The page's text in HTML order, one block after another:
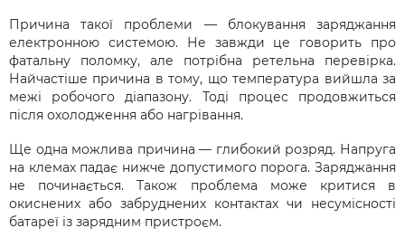
Причина такої проблеми — блокування заряджання
електронною системою. Не завжди це говорить про
фатальну поломку, але потрібна ретельна перевірка.
Найчастіше причина в тому, що температура вийшла за
межі робочого діапазону. Тоді процес продовжиться
після охолодження або нагрівання.
Ще одна можлива причина — глибокий розряд. Напруга
на клемах падає нижче допустимого порога. Заряджання
не починається. Також проблема може критися в
окиснених або забруднених контактах чи несумісності
батареї із зарядним пристроєм.